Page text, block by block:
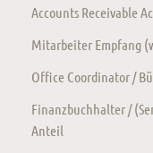
Accounts Receivable
Mitarbeiter Empfang
Office Coordinator /
Finanzbuchhalter /
Anteil